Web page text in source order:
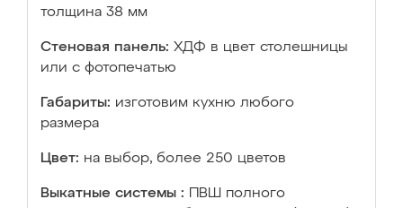
толщина 38 мм
Стеновая панель: ХДФ в цвет столешницы
или с фотопечатью
Габариты: изготовим кухню любого
размера
Цвет: на выбор, более 250 цветов
Выкатные системы :
ПВШ полного